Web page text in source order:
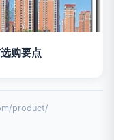
购要点
product/